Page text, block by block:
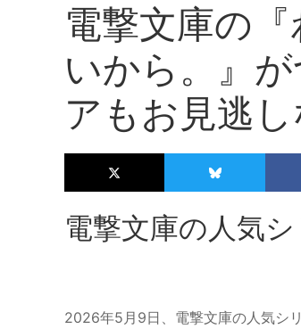
電撃文庫の
いから。』
アもお見逃し
電撃文庫の人気
2026年5月9日、電撃文庫の人気シ